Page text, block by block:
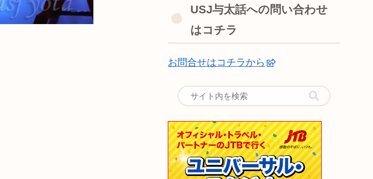
USJ与太話への問い合わせ
はコチラ
お問合せはコチラから